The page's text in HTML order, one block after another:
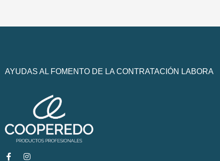
AYUDAS AL FOMENTO DE LA CONTRATACIÓN LABORA